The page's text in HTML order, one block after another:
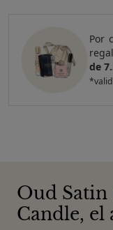
Por
de
Oud Satin
Candle,